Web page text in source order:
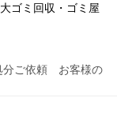
ゴミ回収・ゴミ屋
分ご依頼 お客様の